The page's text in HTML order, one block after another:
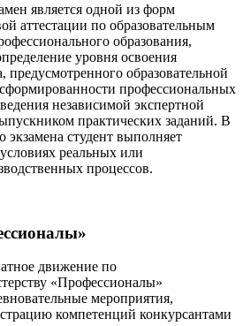
является одной из форм
аттестации по образовательным
образования,
уровня освоения
образовательной
профессиональных
независимой экспертной
практических заданий. В
экзамена студент выполняет
реальных или
процессов.
движение по
«Профессионалы»
мероприятия,
компетенций конкурсантами